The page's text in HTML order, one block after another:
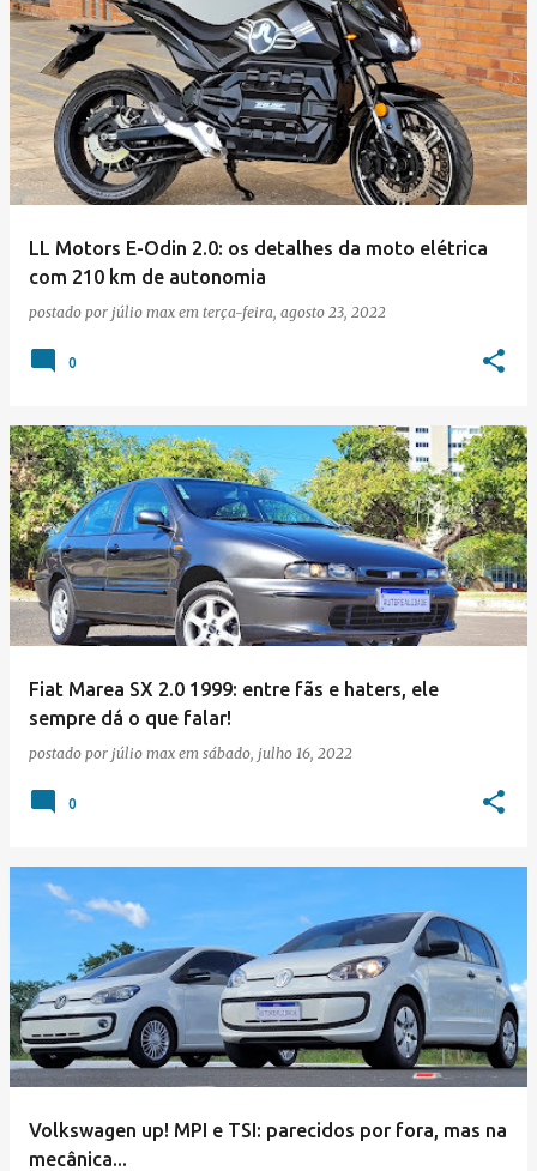
LL Motors E-Odin 2.0: os detalhes da moto elétrica
com 210 km de autonomia
postado por júlio max em terça-feira, agosto 23, 2022
0
Fiat Marea SX 2.0 1999: entre fãs e haters, ele
sempre dá o que falar!
postado por júlio max em sábado, julho 16, 2022
0
Volkswagen up! MPI e TSI: parecidos por fora, mas na
mecânica...